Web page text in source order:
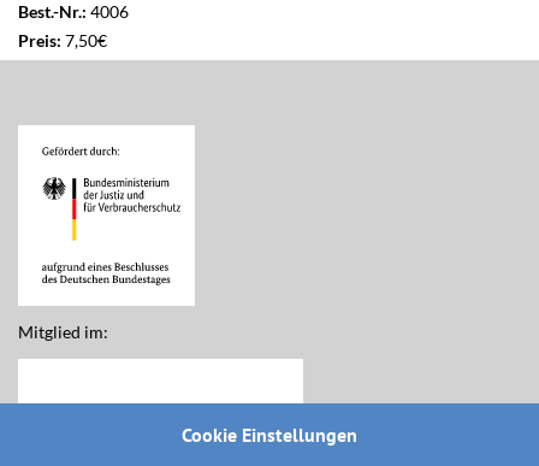
Cookie Einstellungen
Best.-Nr.: 4006
Preis: 7,50€
Mitglied im: